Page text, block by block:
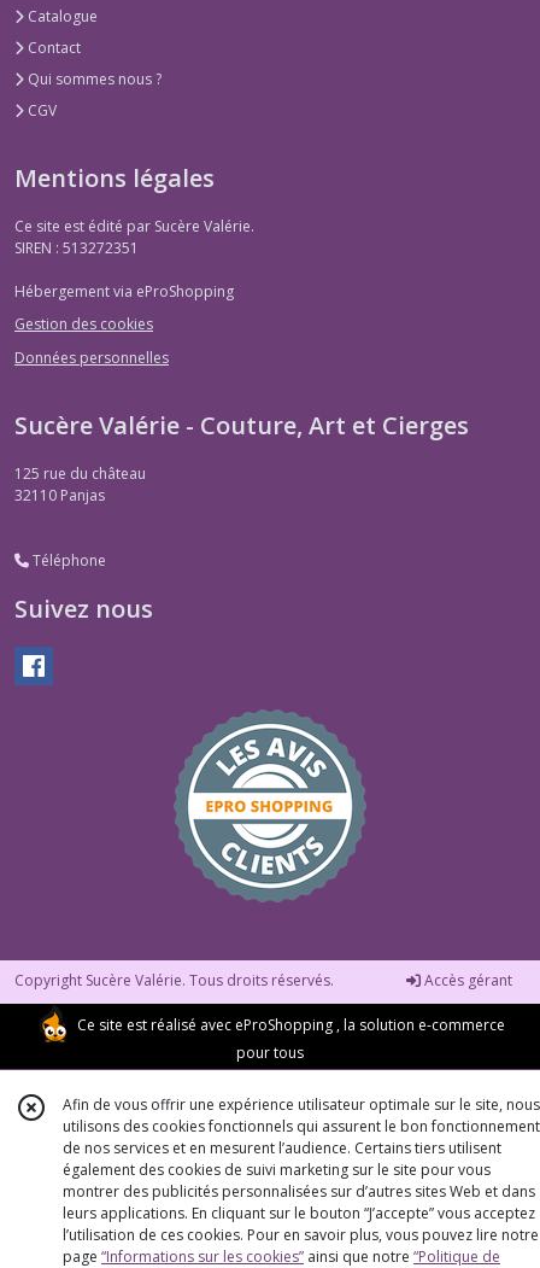
Catalogue
Contact
Qui sommes nous ?
CGV
Mentions légales
Ce site est édité par Sucère Valérie.
SIREN : 513272351
Hébergement via eProShopping
Gestion des cookies
Données personnelles
Sucère Valérie - Couture, Art et Cierges
125 rue du château
32110 Panjas
Téléphone
Suivez nous
Copyright Sucère Valérie. Tous droits réservés. Accès gérant
Ce site est réalisé avec eProShopping , la solution e-commerce
pour tous
Afin de vous offrir une expérience utilisateur optimale sur le site, nous
utilisons des cookies fonctionnels qui assurent le bon fonctionnement
de nos services et en mesurent l’audience. Certains tiers utilisent
également des cookies de suivi marketing sur le site pour vous
montrer des publicités personnalisées sur d’autres sites Web et dans
leurs applications. En cliquant sur le bouton “J’accepte” vous acceptez
l’utilisation de ces cookies. Pour en savoir plus, vous pouvez lire notre
page “Informations sur les cookies” ainsi que notre “Politique de